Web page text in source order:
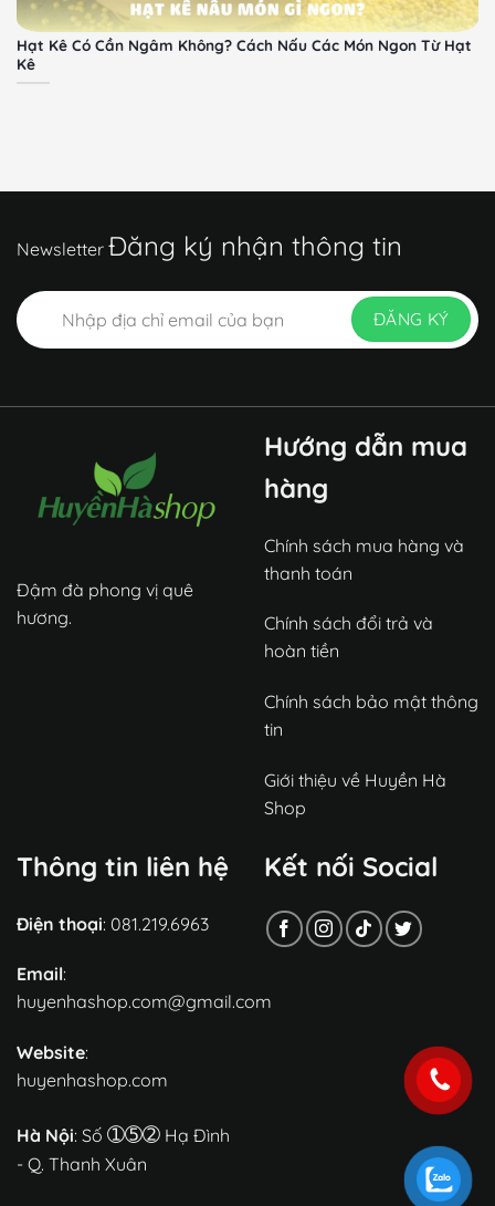
Hạt Kê Có Cần Ngâm Không? Cách Nấu Các Món Ngon Từ Hạt
Kê
Newsletter Đăng ký nhận thông tin
Đậm đà phong vị quê
hương.
Hướng dẫn mua
hàng
Chính sách mua hàng và
thanh toán
Chính sách đổi trả và
hoàn tiền
Chính sách bảo mật thông
tin
Giới thiệu về Huyền Hà
Shop
Thông tin liên hệ
Điện thoại: 081.219.6963
Email:
huyenhashop.com@gmail.com
Website:
huyenhashop.com
Hà Nội: Số ➀➄➁ Hạ Đình
- Q. Thanh Xuân
Kết nối Social